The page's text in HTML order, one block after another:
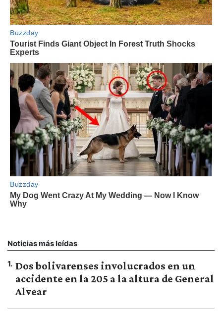
Noticias más leídas
1. Dos bolivarenses involucrados en un
accidente en la 205 a la altura de General
Alvear